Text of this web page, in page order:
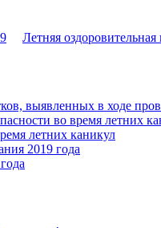
Летняя
выявленных в ходе
во время летних
летних каникул
2019 года